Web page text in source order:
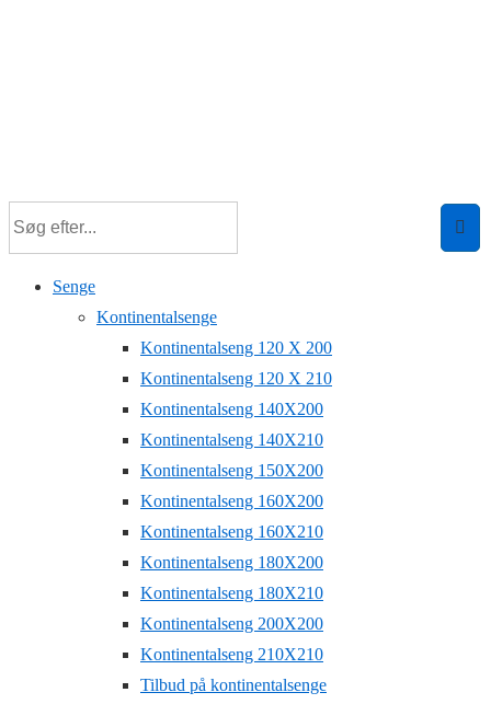
Senge
Kontinentalsenge
Kontinentalseng 120 X 200
Kontinentalseng 120 X 210
Kontinentalseng 140X200
Kontinentalseng 140X210
Kontinentalseng 150X200
Kontinentalseng 160X200
Kontinentalseng 160X210
Kontinentalseng 180X200
Kontinentalseng 180X210
Kontinentalseng 200X200
Kontinentalseng 210X210
Tilbud på kontinentalsenge